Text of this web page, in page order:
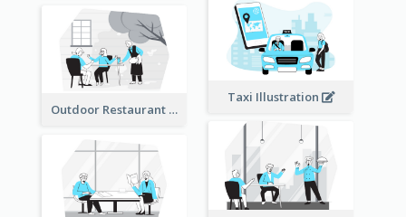
Taxi Illustration
Outdoor Restaurant Illustration